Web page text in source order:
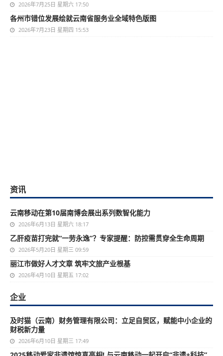
2026年7月25日 星期六 17:50
各州市错位发展绘就云南省服务业全域特色版图
2026年7月23日 星期四 15:53
资讯
云南移动在第10届南博会展出系列数智化能力
2026年6月13日 星期六 18:17
乙肝疫苗打完就“一劳永逸”？专家提醒：防控需贯穿全生命周期
2026年5月20日 星期三 09:59
丽江市做好人才文章 筑牢文旅产业根基
2026年4月10日 星期五 17:02
企业
及时猫（云南）财务管理有限公司：立足自贸区，赋能中小企业的
财税新力量
2026年6月10日 星期三 17:49